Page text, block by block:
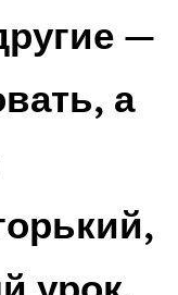
—
а